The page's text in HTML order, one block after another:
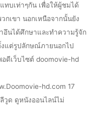
ทบเท่าๆกัน เพื่อให้ผู้ชมได้
กเขา นอกเหนือจากนั้นยัง
อึนได้ศึกษาและทำความรู้จัก
งแต่รูปลักษณ์ภายนอกไป
ดีเว็บไซต์ doomovie-hd
hd.com 17
วูด ดูหนังออนไลน์ไม่